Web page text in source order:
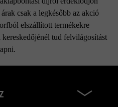
csak a legkésőbb az akció
elszállított termékekre
tud felvilágosítást